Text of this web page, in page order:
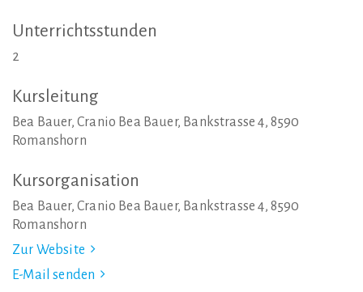
Unterrichtsstunden
2
Kursleitung
Bea Bauer, Cranio Bea Bauer, Bankstrasse 4, 8590
Romanshorn
Kursorganisation
Bea Bauer, Cranio Bea Bauer, Bankstrasse 4, 8590
Romanshorn
Zur Website
E-Mail senden